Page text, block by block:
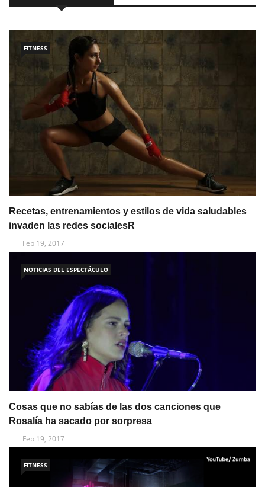
FITNESS
Recetas, entrenamientos y estilos de vida saludables
invaden las redes socialesR
Feb 19, 2017
NOTICIAS DEL ESPECTÁCULO
Cosas que no sabías de las dos canciones que
Rosalía ha sacado por sorpresa
Feb 19, 2017
FITNESS